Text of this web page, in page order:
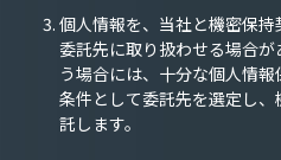
個人情報を、当社と機密保
委託先に取り扱わせる場合
う場合には、十分な個人情
条件として委託先を選定し
託します。